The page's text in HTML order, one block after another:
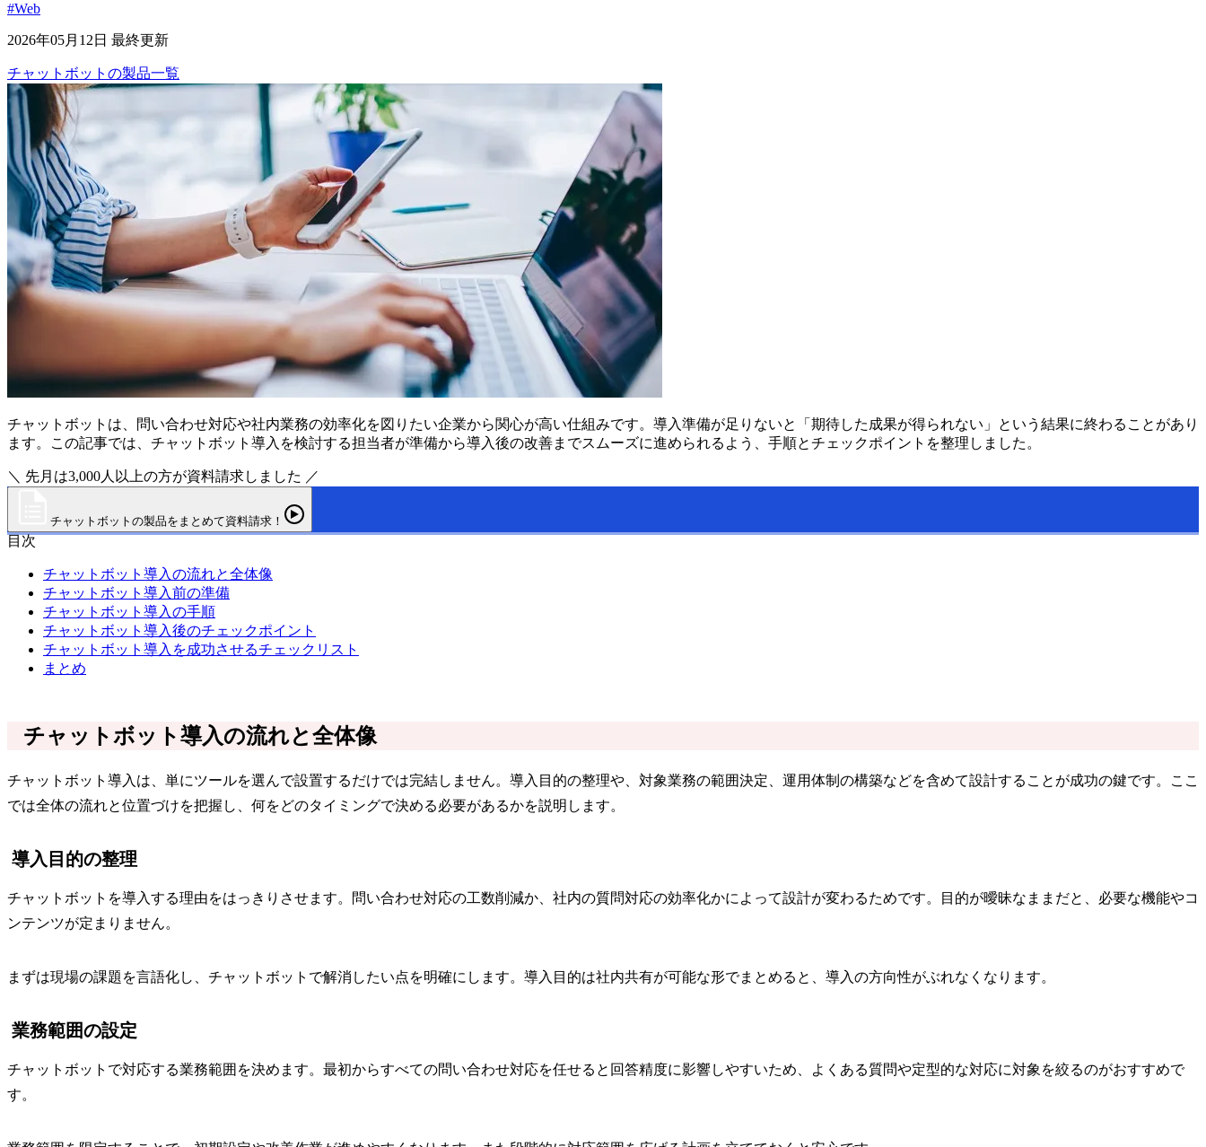
#Web
2026年05月12日 最終更新
チャットボット の製品一覧
チャットボットは、問い合わせ対応や社内業務の効率化を図りたい企業から関心が高い仕組みです。導入準備が足りないと「期待した成果が得られない」という結果に終わることがあり
ます。この記事では、チャットボット導入を検討する担当者が準備から導入後の改善までスムーズに進められるよう、手順とチェックポイントを整理しました。
＼ 先月は3,000人以上の方が資料請求しました ／
チャットボットの製品をまとめて資料請求！
目次
チャットボット導入の流れと全体像
チャットボット導入前の準備
チャットボット導入の手順
チャットボット導入後のチェックポイント
チャットボット導入を成功させるチェックリスト
まとめ
チャットボット導入の流れと全体像
チャットボット導入は、単にツールを選んで設置するだけでは完結しません。導入目的の整理や、対象業務の範囲決定、運用体制の構築などを含めて設計することが成功の鍵です。ここ
では全体の流れと位置づけを把握し、何をどのタイミングで決める必要があるかを説明します。
導入目的の整理
チャットボットを導入する理由をはっきりさせます。問い合わせ対応の工数削減か、社内の質問対応の効率化かによって設計が変わるためです。目的が曖昧なままだと、必要な機能やコ
ンテンツが定まりません。
まずは現場の課題を言語化し、チャットボットで解消したい点を明確にします。導入目的は社内共有が可能な形でまとめると、導入の方向性がぶれなくなります。
業務範囲の設定
チャットボットで対応する業務範囲を決めます。最初からすべての問い合わせ対応を任せると回答精度に影響しやすいため、よくある質問や定型的な対応に対象を絞るのがおすすめで
す。